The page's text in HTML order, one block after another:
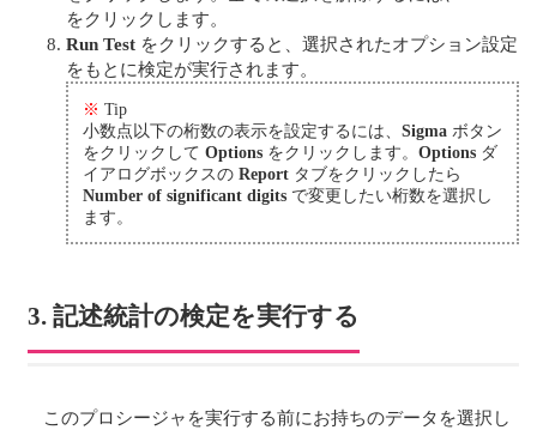
をクリックします。
Run Test をクリックすると、選択されたオプション設定
をもとに検定が実行されます。
※ Tip
小数点以下の桁数の表示を設定するには、 Sigma ボタン
をクリックして Options をクリックします。 Options ダ
イアログボックスの Report タブをクリックしたら
Number of significant digits で変更したい桁数を選択し
ます。
3. 記述統計の検定を実行する
このプロシージャを実行する前にお持ちのデータを選択し